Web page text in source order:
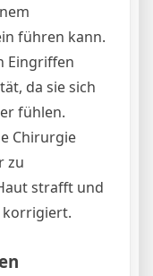
führen kann.
Eingriffen
da sie sich
fühlen.
Chirurgie
zu
strafft und
korrigiert.